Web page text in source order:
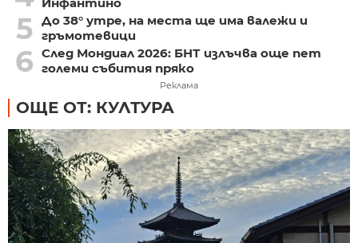
5 До 38° утре, на места ще има валежи и
гръмотевици
6 След Мондиал 2026: БНТ излъчва още пет
големи събития пряко
Реклама
ОЩЕ ОТ: КУЛТУРА